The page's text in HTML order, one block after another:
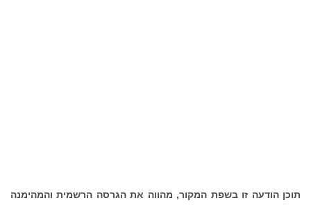
תוכן הודעה זו בשפת המקור, מהווה את הגרסה הרשמית והמהימנה